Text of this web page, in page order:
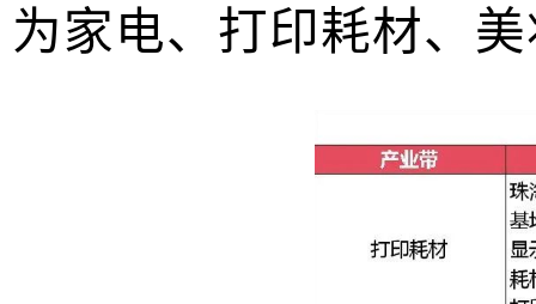
为家电、打印耗材、